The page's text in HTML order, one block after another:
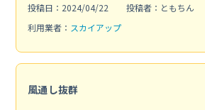
投稿日：2024/04/22
投稿者：ともちん
利用業者： スカイアップ
風通し抜群